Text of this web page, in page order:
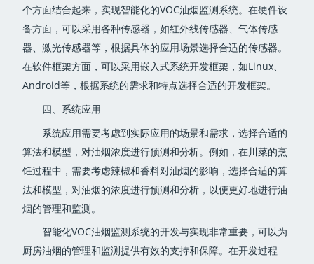
个方面结合起来，实现智能化的VOC油烟监测系统。在硬件设
备方面，可以采用各种传感器，如红外线传感器、气体传感
器、激光传感器等，根据具体的应用场景选择合适的传感器。
在软件框架方面，可以采用嵌入式系统开发框架，如Linux、
Android等，根据系统的需求和特点选择合适的开发框架。
四、系统应用
系统应用需要考虑到实际应用的场景和需求，选择合适的
算法和模型，对油烟浓度进行预测和分析。例如，在川菜的烹
饪过程中，需要考虑辣椒和香料对油烟的影响，选择合适的算
法和模型，对油烟的浓度进行预测和分析，以便更好地进行油
烟的管理和监测。
智能化VOC油烟监测系统的开发与实现非常重要，可以为
厨房油烟的管理和监测提供有效的支持和保障。在开发过程